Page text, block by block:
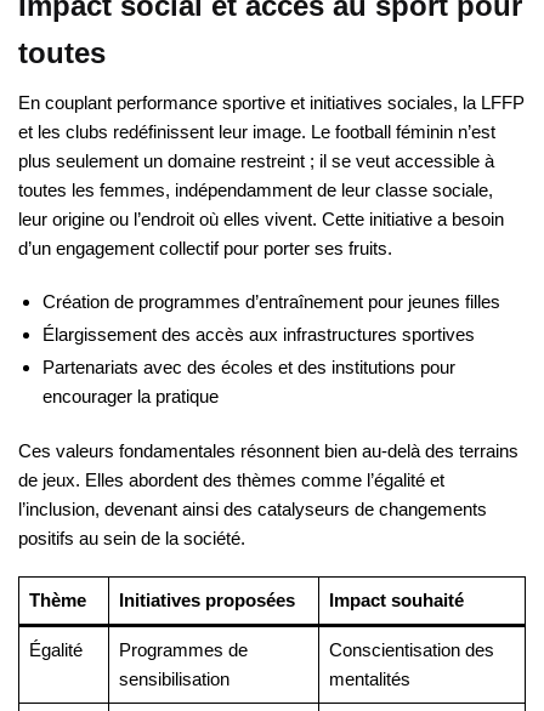
toutes
En couplant performance sportive et initiatives sociales, la LFFP
et les clubs redéfinissent leur image. Le football féminin n’est
plus seulement un domaine restreint ; il se veut accessible à
toutes les femmes, indépendamment de leur classe sociale,
leur origine ou l’endroit où elles vivent. Cette initiative a besoin
d’un engagement collectif pour porter ses fruits.
Création de programmes d’entraînement pour jeunes filles
Élargissement des accès aux infrastructures sportives
Partenariats avec des écoles et des institutions pour
encourager la pratique
Ces valeurs fondamentales résonnent bien au-delà des terrains
de jeux. Elles abordent des thèmes comme l’égalité et
l’inclusion, devenant ainsi des catalyseurs de changements
positifs au sein de la société.
Thème Initiatives proposées Impact souhaité
Égalité
Programmes de
sensibilisation
Conscientisation des
mentalités